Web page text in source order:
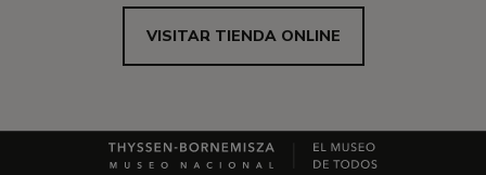
VISITAR TIENDA ONLINE